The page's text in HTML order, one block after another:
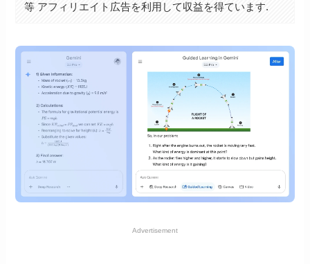
等 アフィリエイト広告を利用して収益を得ています.
Advertisement